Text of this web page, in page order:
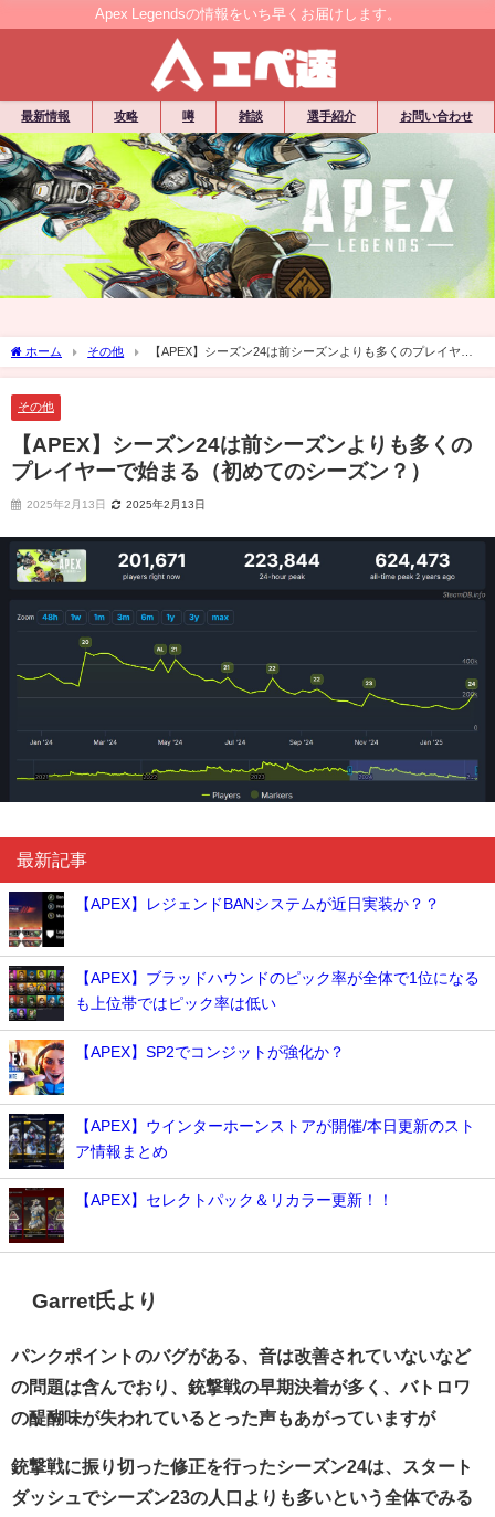
Apex Legendsの情報をいち早くお届けします。
最新情報 攻略 噂 雑談 選手紹介 お問い合わせ
ホーム その他
【APEX】シーズン24は前シーズンよりも多くのプレイヤー
で始まる（初めてのシーズン？）
その他
【APEX】シーズン24は前シーズンよりも多くの
プレイヤーで始まる（初めてのシーズン？）
2025年2月13日 2025年2月13日
最新記事
【APEX】レジェンドBANシステムが近日実装か？？
【APEX】ブラッドハウンドのピック率が全体で1位になる
も上位帯ではピック率は低い
【APEX】SP2でコンジットが強化か？
【APEX】ウインターホーンストアが開催/本日更新のスト
ア情報まとめ
【APEX】セレクトパック＆リカラー更新！！
Garret氏より
パンクポイントのバグがある、音は改善されていないなど
の問題は含んでおり、銃撃戦の早期決着が多く、バトロワ
の醍醐味が失われているとった声もあがっていますが
銃撃戦に振り切った修正を行ったシーズン24は、スタート
ダッシュでシーズン23の人口よりも多いという全体でみる